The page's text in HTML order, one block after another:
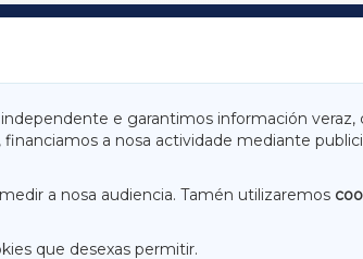
e garantimos información veraz,
, financiamos a nosa actividade mediante
a nosa audiencia. Tamén utilizaremos
que desexas permitir.